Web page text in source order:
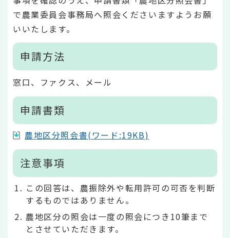
で農業委員会事務局へ照会くださいますようお願
いいたします。
申請方法
窓口、ファクス、メール
申請書類
農地区分照会書(ワード:19KB)
注意事項
この回答は、農振除外や転用許可の可否を判断
するものではありません。
農地区分の照会は一度の照会につき10筆まで
とさせていただきます。